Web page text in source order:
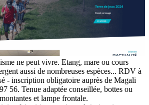
ne peut vivre. Etang, mare ou cours
aussi de nombreuses espèces... RDV à
- inscription obligatoire auprès de Magali
56. Tenue adaptée conseillée, bottes ou
et lampe frontale.